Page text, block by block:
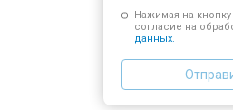
Нажимая на
согласие на
данных.